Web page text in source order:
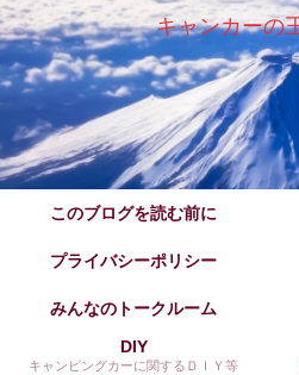
キャンカーの
このブログを読む前に
プライバシーポリシー
みんなのトークルーム
DIY
キャンピングカーに関するＤＩＹ等